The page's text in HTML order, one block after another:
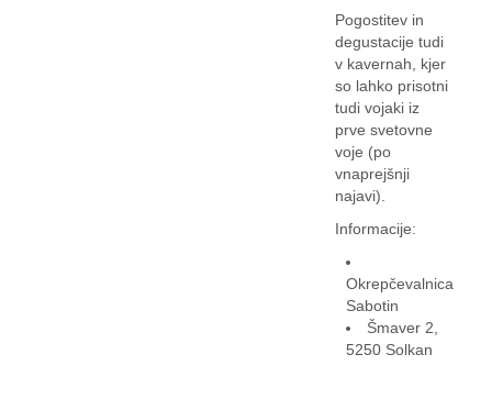
Pogostitev in
degustacije tudi
v kavernah, kjer
so lahko prisotni
tudi vojaki iz
prve svetovne
voje (po
vnaprejšnji
najavi).
Informacije:
Okrepčevalnica
Sabotin
Šmaver 2,
5250 Solkan